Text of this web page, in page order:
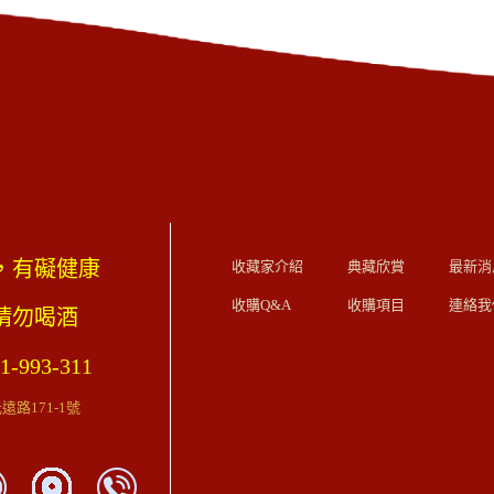
有礙健康
勿喝酒
993-311
路171-1號
收藏家介紹
收購Q&A
典藏欣賞
收購項目
最新
連絡